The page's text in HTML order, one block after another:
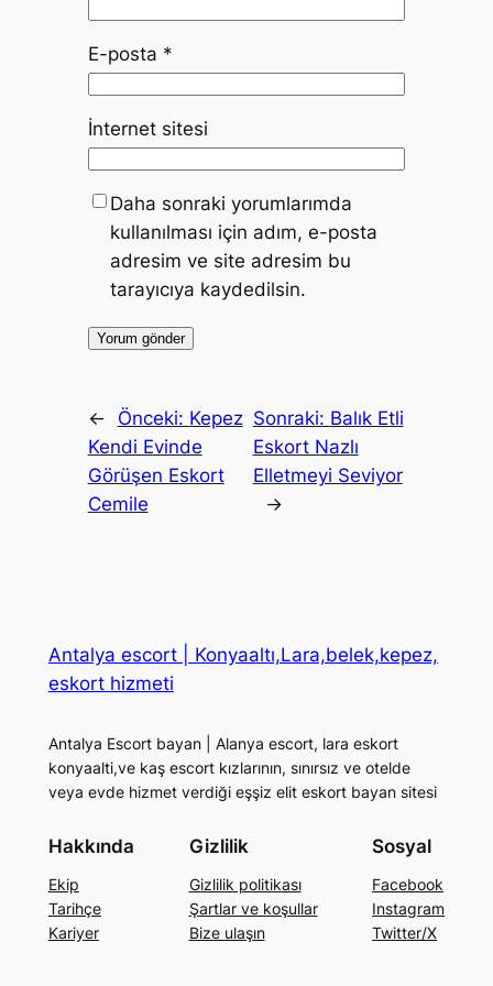
E-posta *
İnternet sitesi
Daha sonraki yorumlarımda
kullanılması için adım, e-posta
adresim ve site adresim bu
tarayıcıya kaydedilsin.
← Önceki: Kepez
Kendi Evinde
Görüşen Eskort
Cemile
Sonraki: Balık Etli
Eskort Nazlı
Elletmeyi Seviyor
→
Antalya escort | Konyaaltı,Lara,belek,kepez,
eskort hizmeti
Antalya Escort bayan | Alanya escort, lara eskort
konyaalti,ve kaş escort kızlarının, sınırsız ve otelde
veya evde hizmet verdiği eşşiz elit eskort bayan sitesi
Hakkında
Ekip
Tarihçe
Kariyer
Gizlilik
Gizlilik politikası
Şartlar ve koşullar
Bize ulaşın
Sosyal
Facebook
Instagram
Twitter/X